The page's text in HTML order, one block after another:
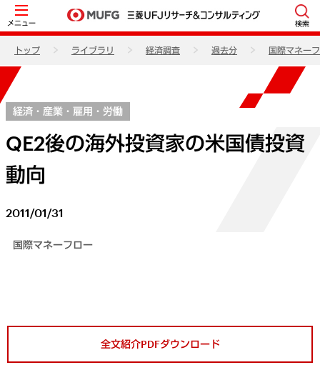
メニュー 検索
トップ ライブラリ 経済調査 過去分 国際マネー
経済・産業・雇用・労働
QE2後の海外投資家の米国債投資
動向
2011/01/31
国際マネーフロー
全文紹介PDFダウンロード